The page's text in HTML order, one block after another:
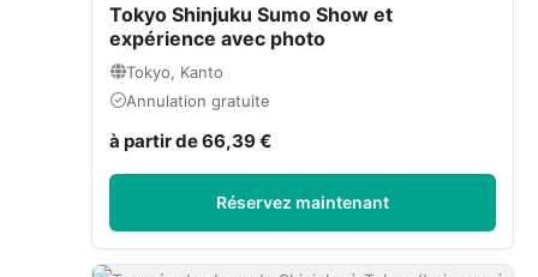
Tokyo Shinjuku Sumo Show et
expérience avec photo
Tokyo, Kanto
Annulation gratuite
à partir de 66,39 €
Réservez maintenant